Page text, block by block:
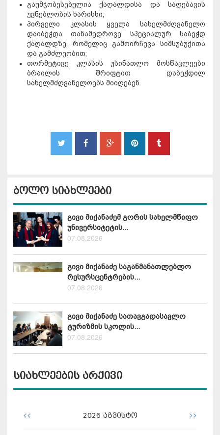
გაუმჯობესებულია ქაღალდისა და საღებავის
უვნებლობის ხარისხი;
პირველი კლასის ყველა სახელმძღვანელო
დაიბეჭდა თანამედროვე სპეციალურ საბეჭდ
ქაღალდზე, რომელიც გამოირჩევა სიმსუბუქითა
და გამძლეობით;
თორმეტივე კლასის უსინათლო მოსწავლეები
ბრაილის შრიფტით დაბეჭდილ
სახელმძღვანელოებს მიიღებენ.
ბოლო სიახლეები
გივი მიქანაძემ გორის სახელმწიფო
უნივერსიტეტის...
07.08.2026
გივი მიქანაძე საგანმანათლებლო
რესურსცენტრების...
07.08.2026
გივი მიქანაძე სათავგადასავლო
ტურიზმის სკოლის...
07.08.2026
სიახლეების არქივი
<< 2026 აგვისტო >>